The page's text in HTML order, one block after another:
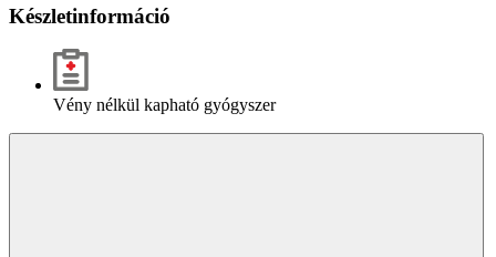
Készletinformáció
Vény nélkül kapható gyógyszer